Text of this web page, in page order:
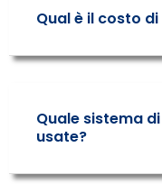
Qual è il costo
Quale sistema
usate?